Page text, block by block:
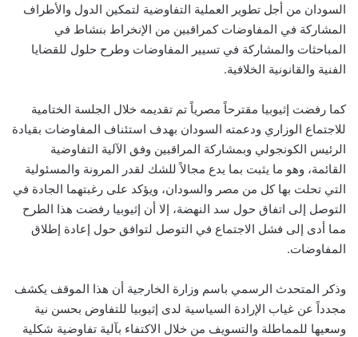
السودان من أجل تطوير العملية التفاوضية لتمكين الدول والأطراف
المشاركة في المفاوضات كمراقبين من الإنخراط بنشاط في
المباحثات والمشاركة في تسيير المفاوضات وطرح حلول للقضايا
الفنية والقانونية الخلافية.
كما رفضت إثيوبيا مقترحاً مصرياً تم تقديمه خلال الجلسة الختامية
للاجتماع الوزاري ودعمته السودان بهدف استئناف المفاوضات بقيادة
الرئيس الكونجولي وبمشاركة المراقبين وفق الآلية التفاوضية
القائمة، وهو ما يثبت بما يدع مجالاً للشك لقدر المرونة والمسئولية
التي تحلت بها كل من مصر والسودان، ويؤكد على رغبتهما الجادة في
التوصل إلى اتفاق حول سد النهضة، إلا أن إثيوبيا رفضت هذا الطرح
مما أدى إلى فشل الاجتماع في التوصل لتوافق حول إعادة إطلاق
المفاوضات.
وذكر المتحدث الرسمي باسم وزارة الخارجية أن هذا الموقف يكشف
مجدداً عن غياب الإرادة السياسية لدى إثيوبيا للتفاوض بحسن نية
وسعيها للمماطلة والتسويف من خلال الاكتفاء بآلية تفاوضية شكلية